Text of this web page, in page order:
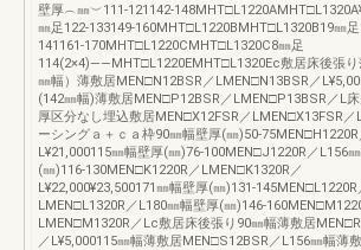
壁厚︵㎜︶111-121142-
㎜足122-133149-160MHT□L1220BMHT□L1320B19㎜
141161-170MHT□L1220CMHT□L1320C8㎜足
114(2×4)――MHT□L1220EMHT□L1320Ec敷居床後張り
㎜幅）薄敷居MEN□N12BSR／LMEN□N13BSR／
(142㎜幅)薄敷居MEN□P12BSR／LMEN□P13BSR／L
厚区分なし埋込敷居MEN□X12FSR／LMEN□X13FSR／
ーシングａ＋ｃａ枠90㎜幅壁厚(㎜)50-75MEN□H1220R
L¥21,000115㎜幅壁厚(㎜)76-100MEN□J1220R／L156
(㎜)116-130MEN□K1220R／LMEN□K1320R／
L¥22,000¥23,500171㎜幅壁厚(㎜)131-145MEN□L1220R
LMEN□L1320R／L180㎜幅壁厚(㎜)146-
LMEN□M1320R／Lc敷居床後張り90㎜幅薄敷居
／L¥5,000115㎜幅薄敷居MEN□S12BSR／L156㎜幅薄